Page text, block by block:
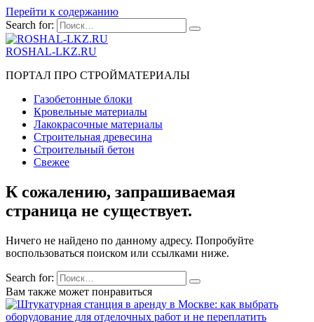
Перейти к содержанию
Search for:
ROSHAL-LKZ.RU
ПОРТАЛ ПРО СТРОЙМАТЕРИАЛЫ
Газобетонные блоки
Кровельные материалы
Лакокрасочные материалы
Строительная древесина
Строительный бетон
Свежее
К сожалению, запрашиваемая
страница не существует.
Ничего не найдено по данному адресу. Попробуйте
воспользоваться поиском или ссылками ниже.
Search for:
Вам также может понравиться